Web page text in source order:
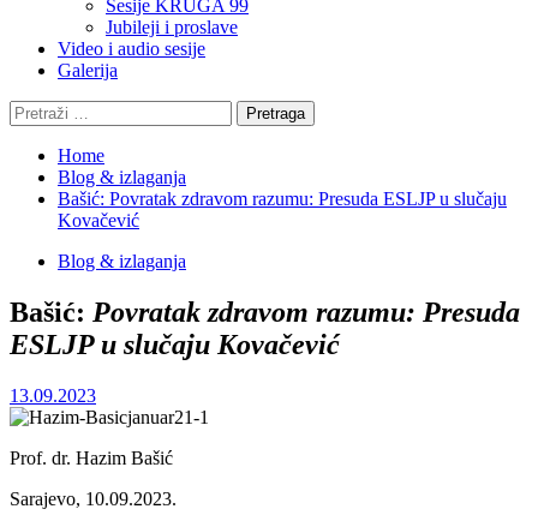
Sesije KRUGA 99
Jubileji i proslave
Video i audio sesije
Galerija
Pretraga:
Home
Blog & izlaganja
Bašić: Povratak zdravom razumu: Presuda ESLJP u slučaju
Kovačević
Blog & izlaganja
Bašić: Povratak zdravom razumu: Presuda
ESLJP u slučaju Kovačević
13.09.2023
Prof. dr. Hazim Bašić
Sarajevo, 10.09.2023.